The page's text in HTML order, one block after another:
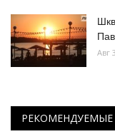
Авг